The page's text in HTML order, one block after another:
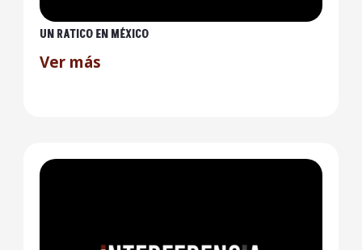
UN RATICO EN MÉXICO
Ver más